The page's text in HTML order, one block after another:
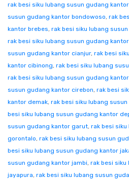
rak besi siku lubang susun gudang
susun gudang kantor bondowoso, rak
kantor brebes, rak besi siku lubang
rak besi siku lubang susun gudang
susun gudang kantor cianjur, rak besi
kantor cibinong, rak besi siku lubang
rak besi siku lubang susun gudang
susun gudang kantor cirebon, rak besi
kantor demak, rak besi siku lubang
besi siku lubang susun gudang kantor
susun gudang kantor garut, rak besi
gorontalo, rak besi siku lubang susun
besi siku lubang susun gudang kantor
susun gudang kantor jambi, rak besi siku
jayapura, rak besi siku lubang susun